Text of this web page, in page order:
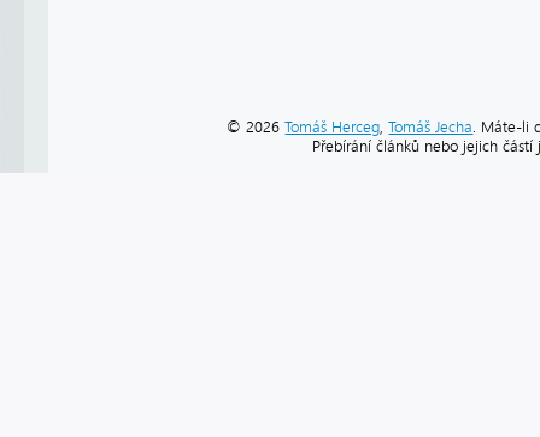
© 2026Tomáš Herceg ,Tomáš Jecha . Máte-li
Přebírání článků nebo jejich